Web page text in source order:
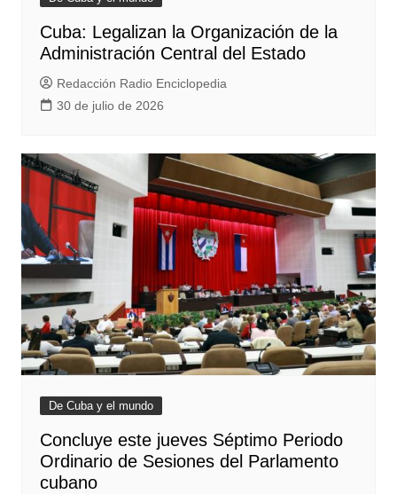
Cuba: Legalizan la Organización de la
Administración Central del Estado
Redacción Radio Enciclopedia
30 de julio de 2026
De Cuba y el mundo
Concluye este jueves Séptimo Periodo
Ordinario de Sesiones del Parlamento
cubano